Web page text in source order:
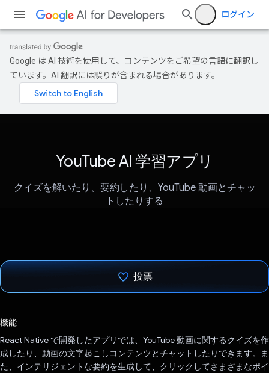
ログイン
Google は AI 技術を使用して、コンテンツをご希望の言語に翻訳し
ています。AI 翻訳には誤りが含まれる場合があります。
YouTube AI 学習アプリ
クイズを解いたり、要約したり、YouTube 動画とチャッ
トしたりする
投票
機能
React Native で開発したアプリでは、YouTube 動画に関するクイズを作
成したり、動画の文字起こしコンテンツとチャットしたりできます。ま
た、インテリジェントな要約を生成して、クリックしてさまざまなポイ